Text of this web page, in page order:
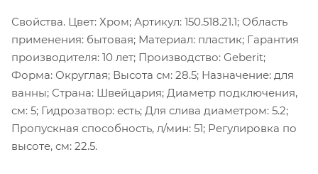
Свойства. Цвет: Хром; Артикул: 150.518.21.1; Область
применения: бытовая; Материал: пластик; Гарантия
производителя: 10 лет; Производство: Geberit;
Форма: Округлая; Высота см: 28.5; Назначение: для
ванны; Страна: Швейцария; Диаметр подключения,
см: 5; Гидрозатвор: есть; Для слива диаметром: 5.2;
Пропускная способность, л/мин: 51; Регулировка по
высоте, см: 22.5.